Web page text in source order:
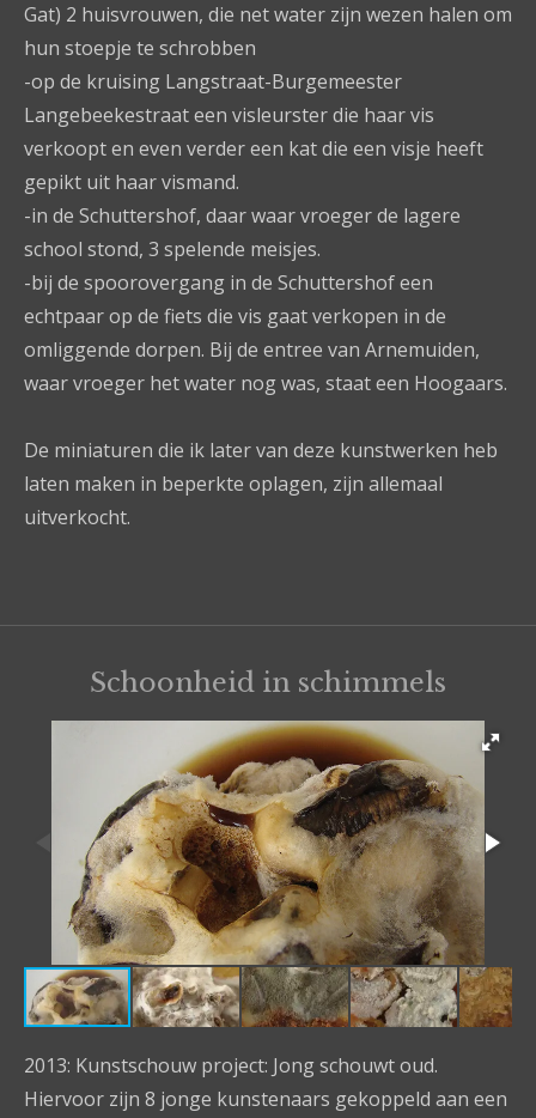
Gat) 2 huisvrouwen, die net water zijn wezen halen om
hun stoepje te schrobben
-op de kruising Langstraat-Burgemeester
Langebeekestraat een visleurster die haar vis
verkoopt en even verder een kat die een visje heeft
gepikt uit haar vismand.
-in de Schuttershof, daar waar vroeger de lagere
school stond, 3 spelende meisjes.
-bij de spoorovergang in de Schuttershof een
echtpaar op de fiets die vis gaat verkopen in de
omliggende dorpen. Bij de entree van Arnemuiden,
waar vroeger het water nog was, staat een Hoogaars.
De miniaturen die ik later van deze kunstwerken heb
laten maken in beperkte oplagen, zijn allemaal
uitverkocht.
Schoonheid in schimmels
2013: Kunstschouw project: Jong schouwt oud.
Hiervoor zijn 8 jonge kunstenaars gekoppeld aan een